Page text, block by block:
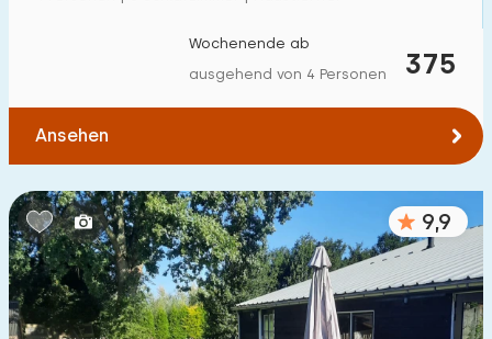
375
Wochenende ab
ausgehend von 4 Personen
Ansehen
9,9